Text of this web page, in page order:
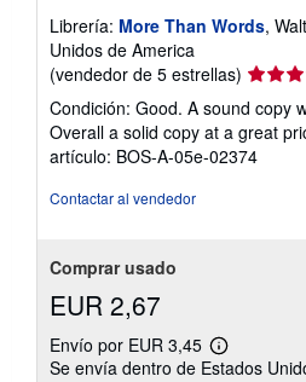
Librería: More Than Words,
Unidos de America
(vendedor de 5 estrellas)
del
5
de
Condición: Good. A sound copy
Overall a solid copy at a great
artículo: BOS-A-05e-02374
Contactar al vendedor
Comprar usado
EUR 2,67
Envío por EUR 3,45
Más
información
Se envía dentro de Estados